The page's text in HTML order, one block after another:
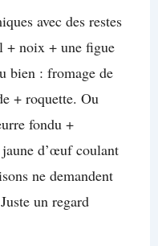
avec des restes
+ noix + une figue
bien : fromage de
+ roquette. Ou
fondu +
d’œuf coulant
ne demandent
un regard